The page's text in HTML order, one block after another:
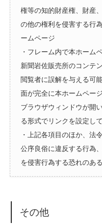
権等の知的財産権、財産
の他の権利を侵害する行
ームページ
・フレーム内で本ホーム
新聞岩佐販売所のコンテ
閲覧者に誤解を与える可
面が完全に本ホームペー
ブラウザウィンドウが開
る形式でリンクを設定し
・上記各項目のほか、法
公序良俗に違反する行為
を侵害行為する恐れのあ
その他